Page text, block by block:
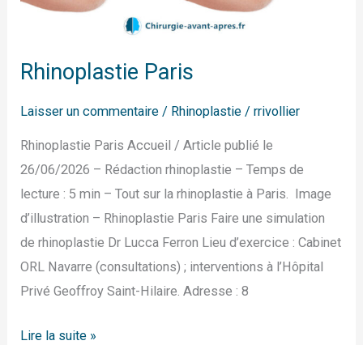
Rhinoplastie Paris
Laisser un commentaire / Rhinoplastie /rrivollier
Rhinoplastie Paris Accueil / Article publié le
26/06/2026 – Rédaction rhinoplastie – Temps de
lecture : 5 min – Tout sur la rhinoplastie à Paris. Image
d’illustration – Rhinoplastie Paris Faire une simulation
de rhinoplastie Dr Lucca Ferron Lieu d’exercice : Cabinet
ORL Navarre (consultations) ; interventions à l’Hôpital
Privé Geoffroy Saint-Hilaire. Adresse : 8
Lire la suite »